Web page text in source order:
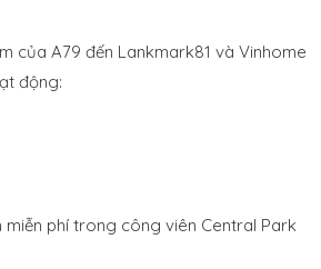
của A79 đến Lankmark81 và Vinhome
động:
phí trong công viên Central Park